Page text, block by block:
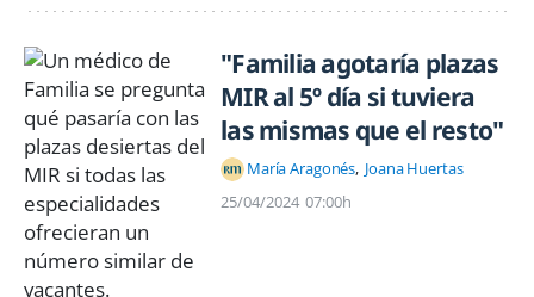
"Familia agotaría plazas
MIR al 5º día si tuviera
las mismas que el resto"
María Aragonés Joana Huertas
25/04/2024 07:00h